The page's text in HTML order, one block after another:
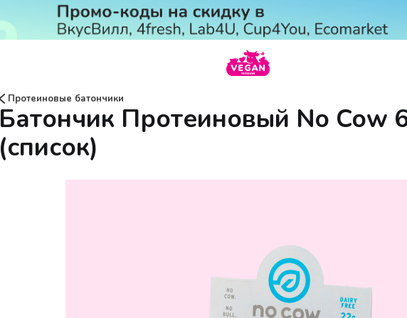
Протеиновые батончики
Батончик Протеиновый No Cow
(список)